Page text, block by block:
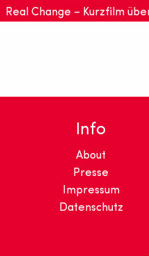
Info
About
Presse
Impressum
Datenschutz